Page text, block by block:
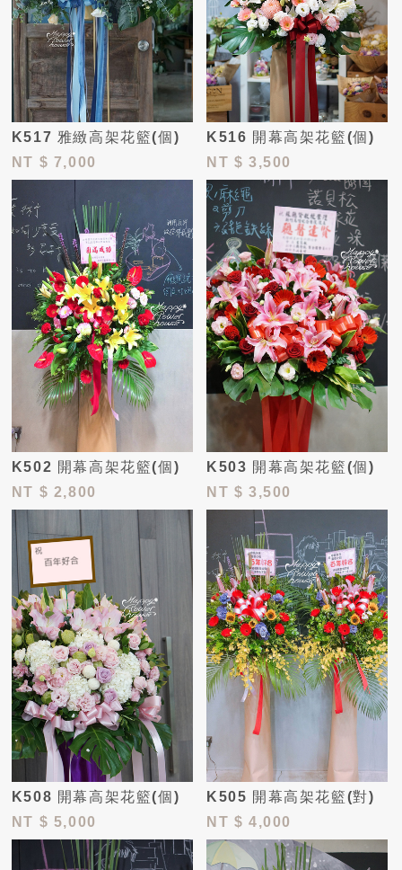
K517 雅緻高架花籃(個)
NT $ 7,000
K516 開幕高架花籃(個)
NT $ 3,500
K502 開幕高架花籃(個)
NT $ 2,800
K503 開幕高架花籃(個)
NT $ 3,500
K508 開幕高架花籃(個)
NT $ 5,000
K505 開幕高架花籃(對)
NT $ 4,000